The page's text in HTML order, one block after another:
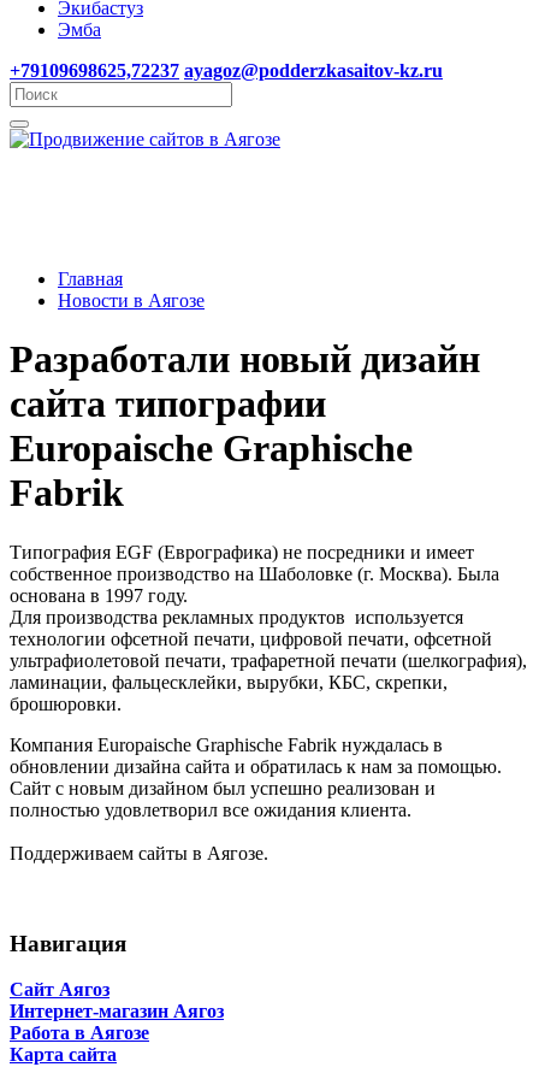
Экибастуз
Эмба
+79109698625,72237 ayagoz@podderzkasaitov-kz.ru
Главная
Новости в Аягозе
Разработали новый дизайн
сайта типографии
Europaische Graphische
Fabrik
Типография EGF (Еврографика) не посредники и имеет
собственное производство на Шаболовке (г. Москва). Была
основана в 1997 году.
Для производства рекламных продуктов используется
технологии офсетной печати, цифровой печати, офсетной
ультрафиолетовой печати, трафаретной печати (шелкография),
ламинации, фальцесклейки, вырубки, КБС, скрепки,
брошюровки.
Компания Europaische Graphische Fabrik нуждалась в
обновлении дизайна сайта и обратилась к нам за помощью.
Сайт с новым дизайном был успешно реализован и
полностью удовлетворил все ожидания клиента.
Поддерживаем сайты в Аягозе.
Навигация
Сайт Аягоз
Интернет-магазин Аягоз
Работа в Аягозе
Карта сайта